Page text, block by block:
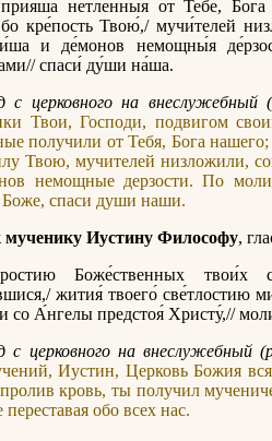
нетле́нныя от Тебе́, Бо́га
кре́пость Твою́,/ мучи́телей
и де́монов немощны́я
спаси́ ду́ши на́ша.
с церковного на внеслужебный
Твои, Господи, подвигом
получили от Тебя, Бога
Твою, мучителей низложили,
немощные дерзости. По
спаси души наши.
мученику Иустину Философу,
Боже́ственных
жития́ твоего́ све́тлостию
со А́нгелы предстоя́ Христу́,//
с церковного на внеслужебный
Иустин, Церковь Божия
кровь, ты получил
обо всех нас.